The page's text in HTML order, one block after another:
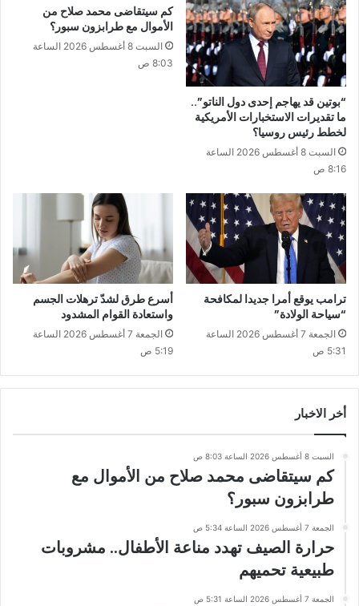
“بوتين قد يهاجم إحدى دول الناتو”..
ما تقديرات الاستخبارات الأمريكية
لخطط رئيس روسيا؟
السبت 8 أغسطس 2026 الساعة
8:16 ص
كم سيتقاضى محمد صلاح من
الأموال مع طرابزون سبور؟
السبت 8 أغسطس 2026 الساعة
8:03 ص
ترامب يوقع أمرا جديدا لمكافحة
“سياحة الولادة”
الجمعة 7 أغسطس 2026 الساعة
5:31 ص
أسرع طرق لشدّ ترهلات الجسم
واستعادة القوام المشدود
الجمعة 7 أغسطس 2026 الساعة
5:19 ص
أخر الاخبار
السبت 8 أغسطس 2026 الساعة 8:03 ص
كم سيتقاضى محمد صلاح من الأموال مع
طرابزون سبور؟
الجمعة 7 أغسطس 2026 الساعة 5:34 ص
حرارة الصيف تهدد مناعة الأطفال.. مشروبات
طبيعية تحميهم
الجمعة 7 أغسطس 2026 الساعة 5:31 ص